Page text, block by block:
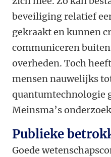
beveiliging relatief
gekraakt en kunnen
communiceren
overheden. Toch
mensen nauwelijks
quantumtechnologie
Meinsma’s
Publieke
Goede